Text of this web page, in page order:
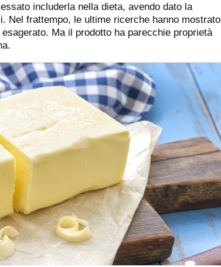
includerla nella dieta, avendo dato la
Nel frattempo, le ultime ricerche hanno mostrato
Ma il prodotto ha parecchie proprietà